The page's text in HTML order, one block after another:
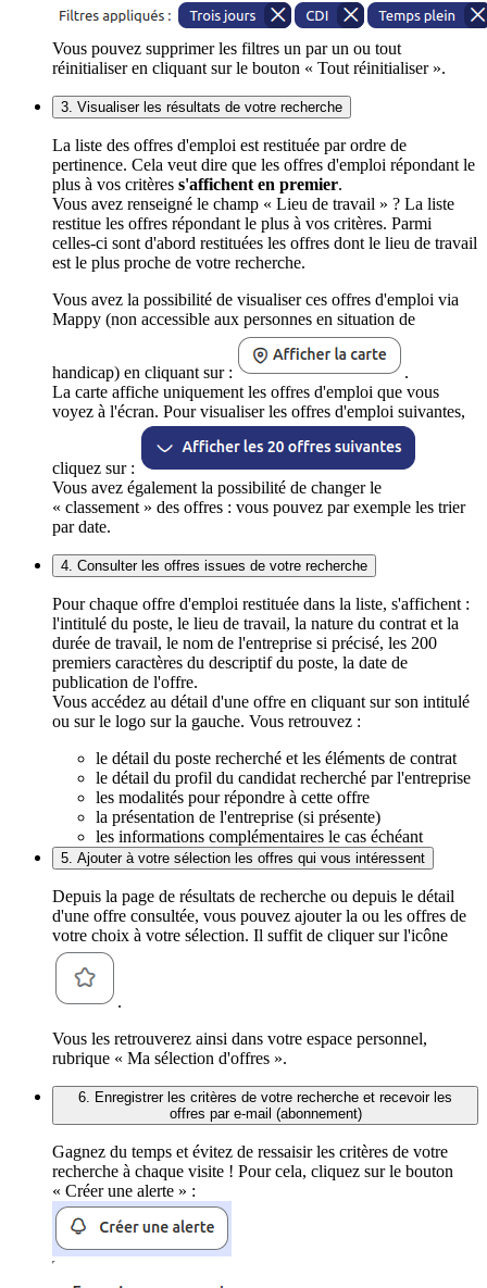
Vous pouvez supprimer les filtres un par un ou tout
réinitialiser en cliquant sur le bouton « Tout réinitialiser ».
3. Visualiser les résultats de votre recherche
La liste des offres d'emploi est restituée par ordre de
pertinence. Cela veut dire que les offres d'emploi répondant le
plus à vos critères s'affichent en premier.
Vous avez renseigné le champ « Lieu de travail » ? La liste
restitue les offres répondant le plus à vos critères. Parmi
celles-ci sont d'abord restituées les offres dont le lieu de travail
est le plus proche de votre recherche.
Vous avez la possibilité de visualiser ces offres d'emploi via
Mappy (non accessible aux personnes en situation de
handicap) en cliquant sur :
.
La carte affiche uniquement les offres d'emploi que vous
voyez à l'écran. Pour visualiser les offres d'emploi suivantes,
cliquez sur :
Vous avez également la possibilité de changer le
« classement » des offres : vous pouvez par exemple les trier
par date.
4. Consulter les offres issues de votre recherche
Pour chaque offre d'emploi restituée dans la liste, s'affichent :
l'intitulé du poste, le lieu de travail, la nature du contrat et la
durée de travail, le nom de l'entreprise si précisé, les 200
premiers caractères du descriptif du poste, la date de
publication de l'offre.
Vous accédez au détail d'une offre en cliquant sur son intitulé
ou sur le logo sur la gauche. Vous retrouvez :
le détail du poste recherché et les éléments de contrat
le détail du profil du candidat recherché par l'entreprise
les modalités pour répondre à cette offre
la présentation de l'entreprise (si présente)
les informations complémentaires le cas échéant
5. Ajouter à votre sélection les offres qui vous intéressent
Depuis la page de résultats de recherche ou depuis le détail
d'une offre consultée, vous pouvez ajouter la ou les offres de
votre choix à votre sélection. Il suffit de cliquer sur l'icône
.
Vous les retrouverez ainsi dans votre espace personnel,
rubrique « Ma sélection d'offres ».
6. Enregistrer les critères de votre recherche et recevoir les
offres par e-mail (abonnement)
Gagnez du temps et évitez de ressaisir les critères de votre
recherche à chaque visite ! Pour cela, cliquez sur le bouton
« Créer une alerte » :